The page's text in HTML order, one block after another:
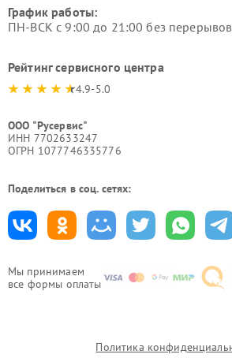
Мы принимаем
все формы оплаты
График работы:
ПН-ВСК с 9:00 до 21:00 без
Рейтинг сервисного центра
4.9-5.0
ООО "Русервис"
ИНН 7702633247
ОГРН 1077746335776
Поделиться в соц. сетях:
Политика